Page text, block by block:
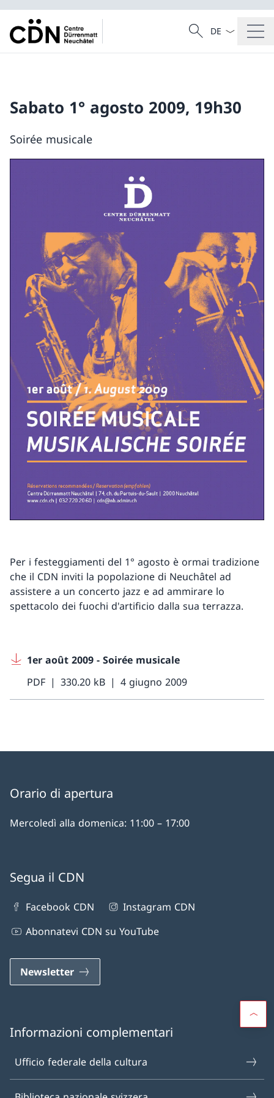
Cercare
Ricerca
Dal menu a
Sabato 1° agosto 2009, 19h30
Soirée musicale
Per i festeggiamenti del 1° agosto è ormai tradizione
che il CDN inviti la popolazione di Neuchâtel ad
assistere a un concerto jazz e ad ammirare lo
spettacolo dei fuochi d'artificio dalla sua terrazza.
1er août 2009 - Soirée musicale
PDF
330.20 kB 4 giugno 2009
Orario di apertura
Mercoledì alla domenica: 11:00 – 17:00
Segua il CDN
Facebook CDN
Instagram CDN
Abonnatevi CDN su YouTube
Newsletter
Informazioni complementari
Ufficio federale della cultura